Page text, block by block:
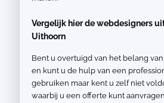
Vergelijk hier de webdesigners
Uithoorn
Bent u overtuigd van het belang
en kunt u de hulp van een
gebruiken maar kent u zelf niet
waarbij u een offerte kunt